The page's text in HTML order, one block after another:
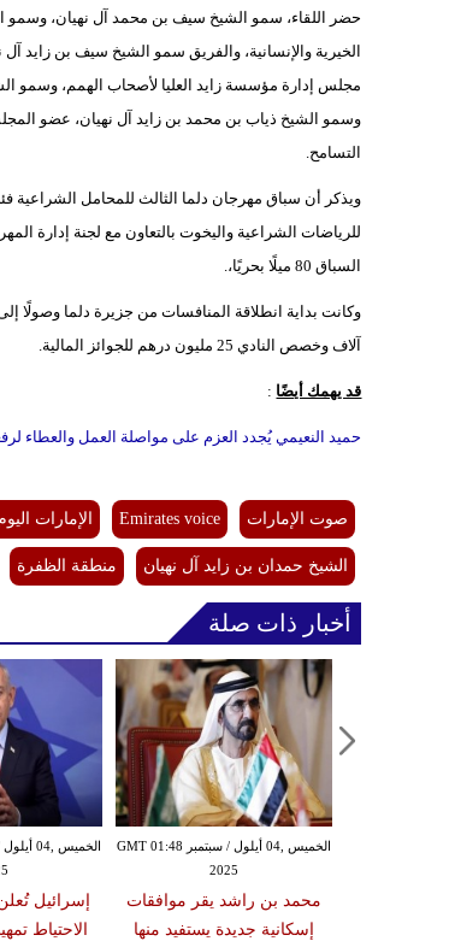
حضر اللقاء، سمو الشيخ سيف بن محمد آل نهيان، وسمو
الخيرية والإنسانية، والفريق سمو الشيخ سيف بن زايد
مجلس إدارة مؤسسة زايد العليا لأصحاب الهمم، وسمو
وسمو الشيخ ذياب بن محمد بن زايد آل نهيان، عضو
التسامح.
للرياضات الشراعية واليخوت بالتعاون مع لجنة إدارة
السباق 80 ميلًا بحريًا،.
آلاف وخصص النادي 25 مليون درهم للجوائز المالية.
قد يهمك أيضًا :
حميد النعيمي يُجدد العزم على مواصلة العمل والعطاء
صوت الإمارات Emirates voice الإمارات
الشيخ حمدان بن زايد آل نهيان منطقة الظفرة
أخبار ذات صلة
إسرائيل
الاحتياط
الخميس ,04 أيلول / سبتمبر GMT 01:48
2025
محمد بن راشد يقر موافقات
إسكانية جديدة يستفيد منها